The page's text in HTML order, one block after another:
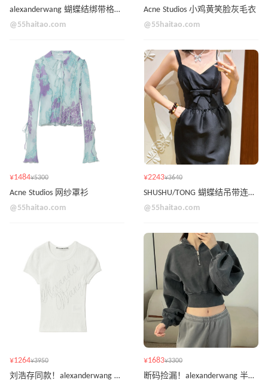
alexanderwang 蝴蝶结绑带格纹衬衫
@55haitao.com
Acne Studios 小鸡黄笑脸灰毛衣
@55haitao.com
¥1484¥5300
Acne Studios 网纱罩衫
@55haitao.com
¥2243¥3640
SHUSHU/TONG 蝴蝶结吊带连衣裙
@55haitao.com
¥1264¥3950
刘浩存同款！alexanderwang 钻饰 logo T 恤
¥1683¥3300
断码捡漏！alexanderwang 半拉链卫衣